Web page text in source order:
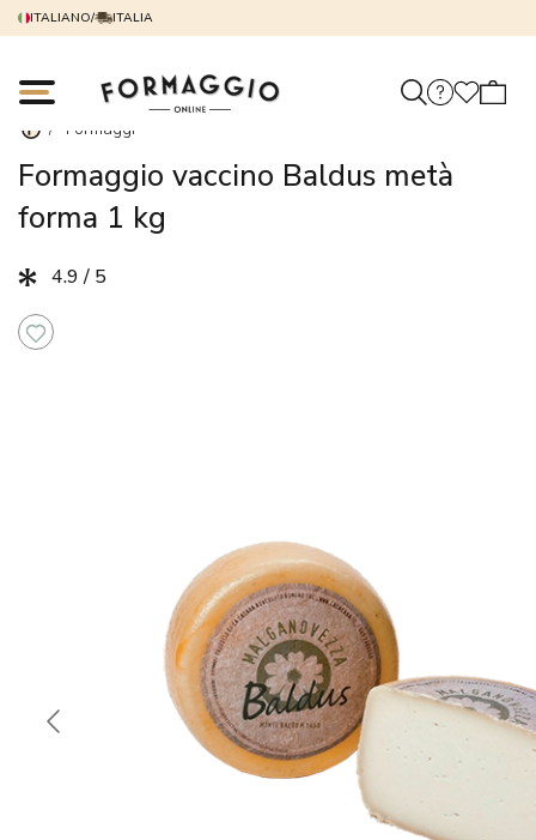
ITALIANO/ ITALIA
/ Formaggi
Formaggio vaccino Baldus metà
forma 1 kg
4.9 / 5